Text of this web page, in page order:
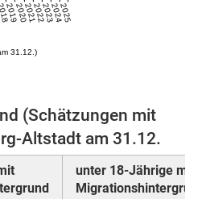
31.12.)
2019202020212022202320242025
(Schätzungen mit
Altstadt am 31.12.
unter 18-Jährige mit